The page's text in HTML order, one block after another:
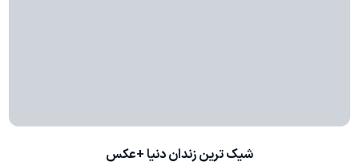
شیک ترین زندان دنیا +عکس